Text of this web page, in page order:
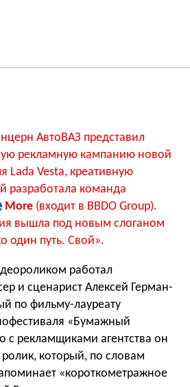
АвтоВАЗ представил
рекламную кампанию новой
Lada Vesta, креативную
разработала команда
More (входит в BBDO Group).
вышла под новым слоганом
один путь. Свой».
работал
и сценарист Алексей Герман-
по фильму-лауреату
«Бумажный
с рекламщиками агентства он
который, по словам
«короткометражное